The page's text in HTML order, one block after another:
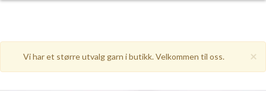
×
Vi har et større utvalg garn i butikk. Velkommen til oss.